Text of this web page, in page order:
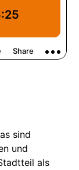
sind
und
als